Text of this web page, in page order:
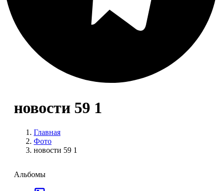
новости 59 1
Главная
Фото
новости 59 1
Альбомы